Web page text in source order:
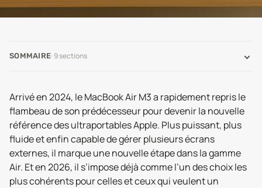
SOMMAIRE· 9sections
Arrivé en 2024, le MacBook Air M3 a rapidement repris le
flambeau de son prédécesseur pour devenir la nouvelle
référence des ultraportables Apple. Plus puissant, plus
fluide et enfin capable de gérer plusieurs écrans
externes, il marque une nouvelle étape dans la gamme
Air. Et en 2026, il s’impose déjà comme l’un des choix les
plus cohérents pour celles et ceux qui veulent un